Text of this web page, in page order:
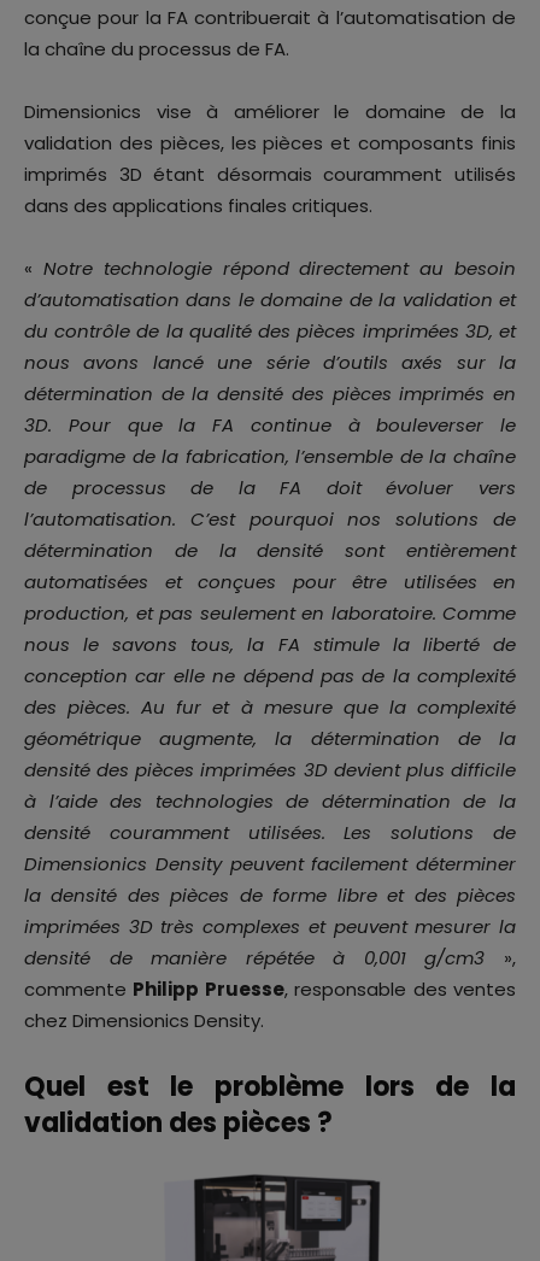
conçue pour la FA contribuerait à l’automatisation de
la chaîne du processus de FA.
Dimensionics vise à améliorer le domaine de la
validation des pièces, les pièces et composants finis
imprimés 3D étant désormais couramment utilisés
dans des applications finales critiques.
« Notre technologie répond directement au besoin
d’automatisation dans le domaine de la validation et
du contrôle de la qualité des pièces imprimées 3D, et
nous avons lancé une série d’outils axés sur la
détermination de la densité des pièces imprimés en
3D. Pour que la FA continue à bouleverser le
paradigme de la fabrication, l’ensemble de la chaîne
de processus de la FA doit évoluer vers
l’automatisation. C’est pourquoi nos solutions de
détermination de la densité sont entièrement
automatisées et conçues pour être utilisées en
production, et pas seulement en laboratoire. Comme
nous le savons tous, la FA stimule la liberté de
conception car elle ne dépend pas de la complexité
des pièces. Au fur et à mesure que la complexité
géométrique augmente, la détermination de la
densité des pièces imprimées 3D devient plus difficile
à l’aide des technologies de détermination de la
densité couramment utilisées. Les solutions de
Dimensionics Density peuvent facilement déterminer
la densité des pièces de forme libre et des pièces
imprimées 3D très complexes et peuvent mesurer la
densité de manière répétée à 0,001 g/cm3 »,
commente Philipp Pruesse, responsable des ventes
chez Dimensionics Density.
Quel est le problème lors de la
validation des pièces ?